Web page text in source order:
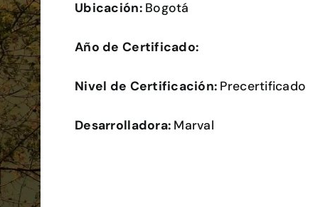
Ubicación: Bogotá
Año de Certificado:
Nivel de Certificación: Precertificado
Desarrolladora: Marval